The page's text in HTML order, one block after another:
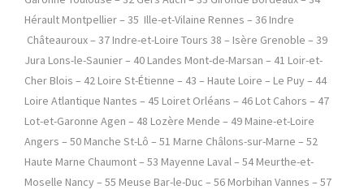
Hérault Montpellier – 35 Ille-et-Vilaine Rennes – 36 Indre
Châteauroux – 37 Indre-et-Loire Tours 38 – Isère Grenoble – 39
Jura Lons-le-Saunier – 40 Landes Mont-de-Marsan – 41 Loir-et-
Cher Blois – 42 Loire St-Étienne – 43 – Haute Loire – Le Puy – 44
Loire Atlantique Nantes – 45 Loiret Orléans – 46 Lot Cahors – 47
Lot-et-Garonne Agen – 48 Lozère Mende – 49 Maine-et-Loire
Angers – 50 Manche St-Lô – 51 Marne Châlons-sur-Marne – 52
Haute Marne Chaumont – 53 Mayenne Laval – 54 Meurthe-et-
Moselle Nancy – 55 Meuse Bar-le-Duc – 56 Morbihan Vannes – 57